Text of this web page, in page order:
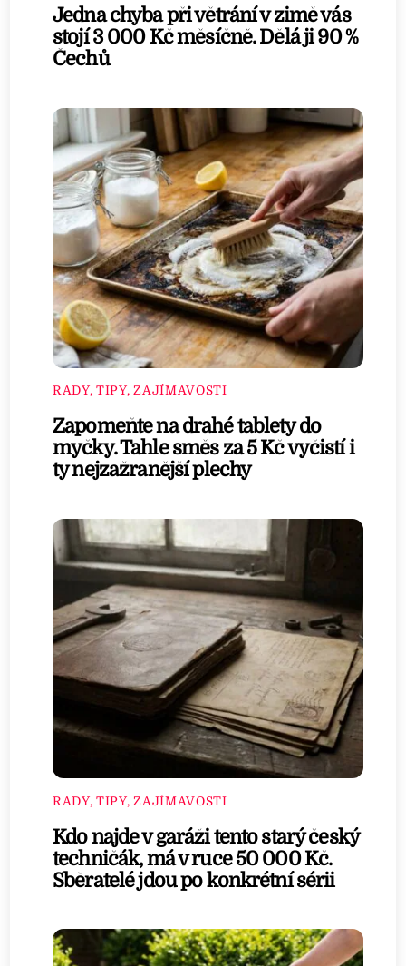
Jedna chyba při větrání v zimě vás
stojí 3 000 Kč měsíčně. Dělá ji 90 %
Čechů
RADY, TIPY, ZAJÍMAVOSTI
Zapomeňte na drahé tablety do
myčky. Tahle směs za 5 Kč vyčistí i
ty nejzažranější plechy
RADY, TIPY, ZAJÍMAVOSTI
Kdo najde v garáži tento starý český
techničák, má v ruce 50 000 Kč.
Sběratelé jdou po konkrétní sérii